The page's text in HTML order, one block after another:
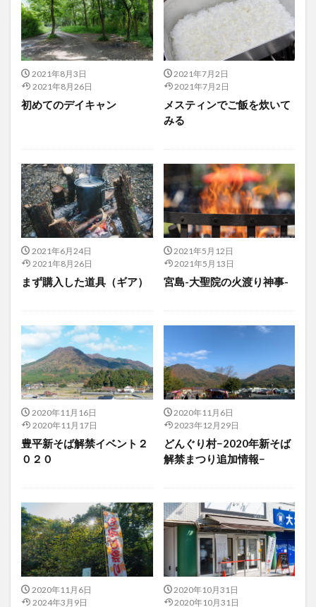
2021年8月3日
2021年8月26日
初めてのデイキャン
2021年7月2日
2021年7月2日
メスティンでご飯を炊いて
みる
2021年6月24日
2021年8月26日
まず購入した道具（ギア）
2021年5月12日
2021年5月13日
宮島-大聖院の火渡り神事-
2020年11月16日
2020年11月17日
豊平新そば解禁イベント２
０２０
2020年11月6日
2023年12月29日
どんぐり村−2020年新そば
解禁まつり追加情報−
2020年11月6日
2024年3月9日
2020年10月31日
2020年10月31日